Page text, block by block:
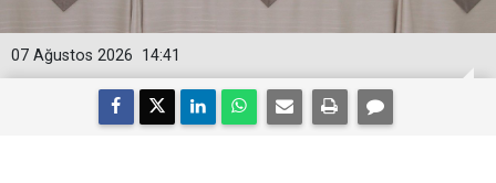
14:41
07 Ağustos 2026